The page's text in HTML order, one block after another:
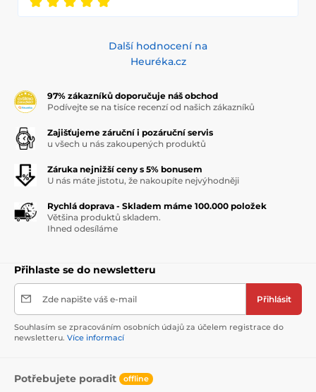
Další hodnocení na
Heuréka.cz
97% zákazníků doporučuje náš obchod
Podívejte se na tisíce recenzí od našich zákazníků
Zajišťujeme záruční i pozáruční servis
u všech u nás zakoupených produktů
Záruka nejnižší ceny s 5% bonusem
U nás máte jistotu, že nakoupíte nejvýhodněji
Rychlá doprava - Skladem máme 100.000 položek
Většina produktů skladem.
Ihned odesíláme
Přihlaste se do newsletteru
Zde napište váš e-mail Přihlásit
Souhlasím se zpracováním osobních údajů za účelem registrace do
newsletteru. Více informací
Potřebujete poradit offline